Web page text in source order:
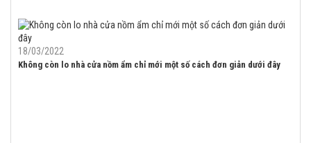
18/03/2022
Không còn lo nhà cửa nồm ẩm chỉ mới một số cách đơn giản dưới đây